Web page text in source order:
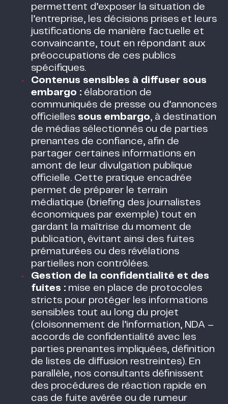
permettent d’exposer la situation de
l’entreprise, les décisions prises et leurs
justifications de manière factuelle et
convaincante, tout en répondant aux
préoccupations de ces publics
spécifiques.
Contenus sensibles à diffuser sous
embargo :élaboration de
communiqués de presse ou d’annonces
officielles sous embargo, à destination
de médias sélectionnés ou de parties
prenantes de confiance, afin de
partager certaines informations en
amont de leur divulgation publique
officielle. Cette pratique encadrée
permet de préparer le terrain
médiatique (briefing des journalistes
économiques par exemple) tout en
gardant la maîtrise du moment de
publication, évitant ainsi des fuites
prématurées ou des révélations
partielles non contrôlées.
Gestion de la confidentialité et des
fuites :mise en place de protocoles
stricts pour protéger les informations
sensibles tout au long du projet
(cloisonnement de l’information, NDA –
accords de confidentialité avec les
parties prenantes impliquées, définition
de listes de diffusion restreintes). En
parallèle, nos consultants définissent
des procédures de réaction rapide en
cas de fuite avérée ou de rumeur